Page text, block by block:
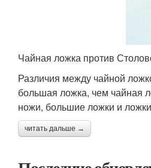
Чайная ложка против
Различия между чайной
большая ложка, чем чайная
ножи, большие ложки и
читать дальше →